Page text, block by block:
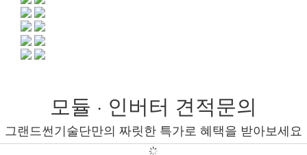
모듈 · 인버터 견적문의
그랜드썬기술단만의 짜릿한 특가로 혜택을 받아보세요